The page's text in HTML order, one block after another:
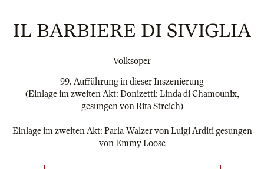
IL BARBIERE DI SIVIGLIA
Volksoper
99. Aufführung in dieser Inszenierung
(Einlage im zweiten Akt: Donizetti: Linda di Chamounix,
gesungen von Rita Streich)
Einlage im zweiten Akt: Parla-Walzer von Luigi Arditi gesungen
von Emmy Loose